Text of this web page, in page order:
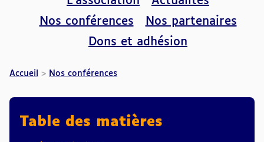
Nos conférences
Nos partenaires
Dons et adhésion
Accueil Nos conférences
Table des matières